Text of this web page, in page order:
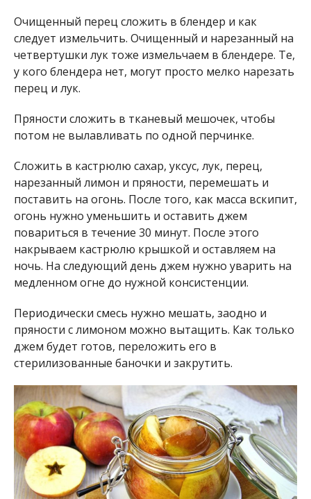
Очищенный перец сложить в блендер и как
следует измельчить. Очищенный и нарезанный на
четвертушки лук тоже измельчаем в блендере. Те,
у кого блендера нет, могут просто мелко нарезать
перец и лук.
Пряности сложить в тканевый мешочек, чтобы
потом не вылавливать по одной перчинке.
Сложить в кастрюлю сахар, уксус, лук, перец,
нарезанный лимон и пряности, перемешать и
поставить на огонь. После того, как масса вскипит,
огонь нужно уменьшить и оставить джем
повариться в течение 30 минут. После этого
накрываем кастрюлю крышкой и оставляем на
ночь. На следующий день джем нужно уварить на
медленном огне до нужной консистенции.
Периодически смесь нужно мешать, заодно и
пряности с лимоном можно вытащить. Как только
джем будет готов, переложить его в
стерилизованные баночки и закрутить.